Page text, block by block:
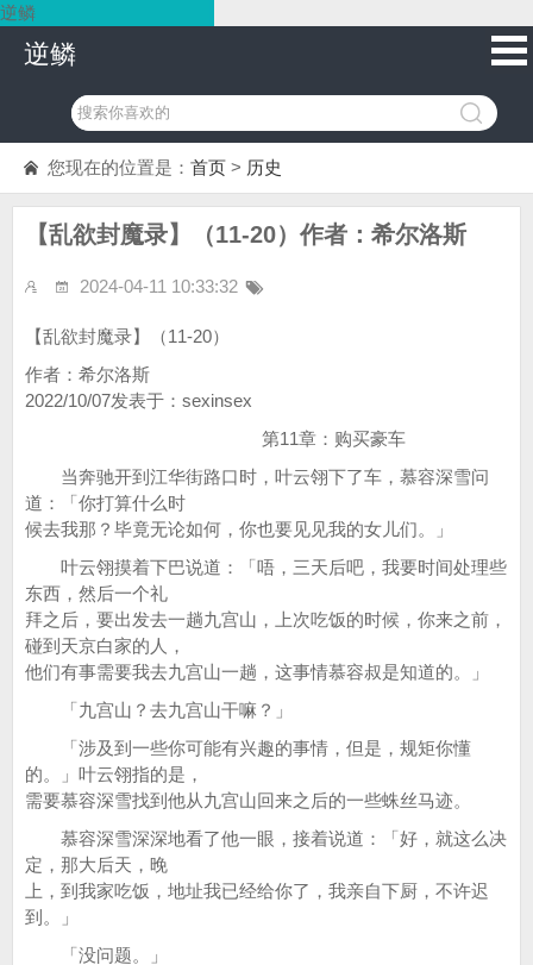
逆鳞
逆鳞
您现在的位置是： 首页 > 历史
【乱欲封魔录】（11-20）作者：希尔洛斯
2024-04-11 10:33:32
【乱欲封魔录】（11-20）
作者：希尔洛斯
2022/10/07发表于：sexinsex
第11章：购买豪车
当奔驰开到江华街路口时，叶云翎下了车，慕容深雪问
道：「你打算什么时
候去我那？毕竟无论如何，你也要见见我的女儿们。」
叶云翎摸着下巴说道：「唔，三天后吧，我要时间处理些
东西，然后一个礼
拜之后，要出发去一趟九宫山，上次吃饭的时候，你来之前，
碰到天京白家的人，
他们有事需要我去九宫山一趟，这事情慕容叔是知道的。」
「九宫山？去九宫山干嘛？」
「涉及到一些你可能有兴趣的事情，但是，规矩你懂
的。」叶云翎指的是，
需要慕容深雪找到他从九宫山回来之后的一些蛛丝马迹。
慕容深雪深深地看了他一眼，接着说道：「好，就这么决
定，那大后天，晚
上，到我家吃饭，地址我已经给你了，我亲自下厨，不许迟
到。」
「没问题。」